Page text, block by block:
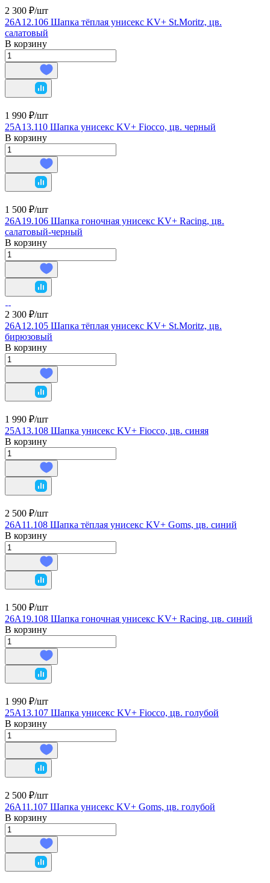
2 300 ₽/шт
26A12.106 Шапка тёплая унисекс KV+ St.Moritz, цв.
салатовый
В корзину
1 990 ₽/шт
25A13.110 Шапка унисекс KV+ Fiocco, цв. черный
В корзину
1 500 ₽/шт
26A19.106 Шапка гоночная унисекс KV+ Racing, цв.
салатовый-черный
В корзину
2 300 ₽/шт
26A12.105 Шапка тёплая унисекс KV+ St.Moritz, цв.
бирюзовый
В корзину
1 990 ₽/шт
25A13.108 Шапка унисекс KV+ Fiocco, цв. синяя
В корзину
2 500 ₽/шт
26A11.108 Шапка тёплая унисекс KV+ Goms, цв. синий
В корзину
1 500 ₽/шт
26A19.108 Шапка гоночная унисекс KV+ Racing, цв. синий
В корзину
1 990 ₽/шт
25A13.107 Шапка унисекс KV+ Fiocco, цв. голубой
В корзину
2 500 ₽/шт
26A11.107 Шапка унисекс KV+ Goms, цв. голубой
В корзину